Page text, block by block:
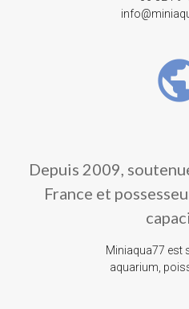
Depuis 2009,
France et
Miniaqua77 est
aquarium,